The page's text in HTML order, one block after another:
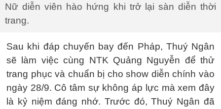
Nữ diễn viên hào hứng khi trở lại sàn diễn thời
trang.
Sau khi đáp chuyến bay đến Pháp, Thuý Ngân
sẽ làm việc cùng NTK Quảng Nguyễn để thử
trang phục và chuẩn bị cho show diễn chính vào
ngày 28/9. Cô tâm sự không áp lực mà xem đây
là kỷ niệm đáng nhớ. Trước đó, Thuý Ngân đã